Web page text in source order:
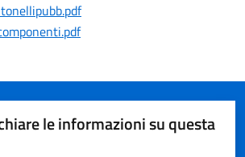
le informazioni su questa